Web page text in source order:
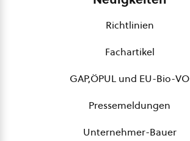
Richtlinien
Fachartikel
GAP,ÖPUL und EU-Bio-VO
Pressemeldungen
Unternehmer-Bauer